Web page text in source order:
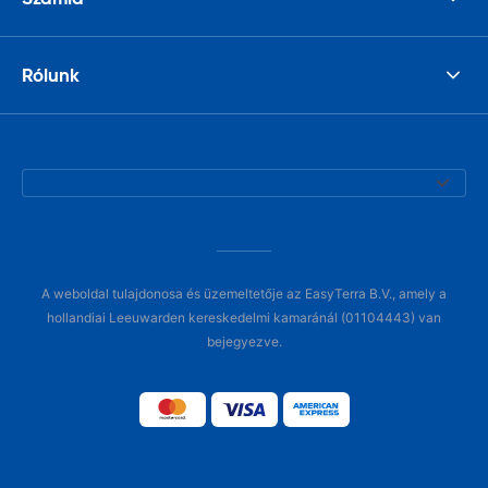
Rólunk
A weboldal tulajdonosa és üzemeltetője az EasyTerra B.V., amely a
hollandiai Leeuwarden kereskedelmi kamaránál (01104443) van
bejegyezve.